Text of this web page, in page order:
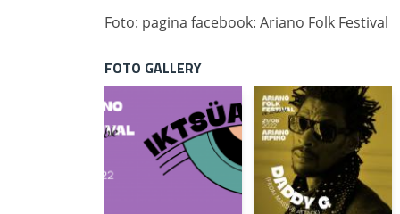
Foto: pagina facebook: Ariano Folk Festival
FOTO GALLERY